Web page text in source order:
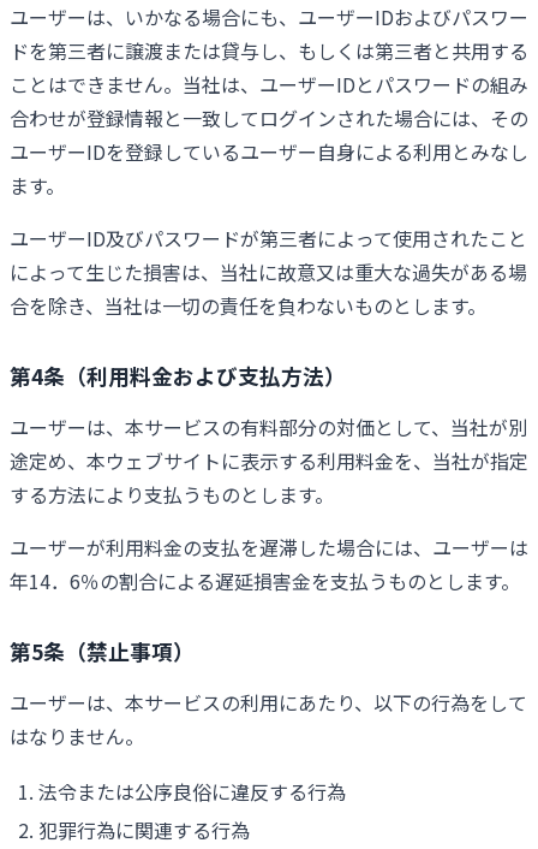
ユーザーは、いかなる場合にも、ユーザーIDおよびパスワー
ドを第三者に譲渡または貸与し、もしくは第三者と共用する
ことはできません。当社は、ユーザーIDとパスワードの組み
合わせが登録情報と一致してログインされた場合には、その
ユーザーIDを登録しているユーザー自身による利用とみなし
ます。
ユーザーID及びパスワードが第三者によって使用されたこと
によって生じた損害は、当社に故意又は重大な過失がある場
合を除き、当社は一切の責任を負わないものとします。
第4条（利用料金および支払方法）
ユーザーは、本サービスの有料部分の対価として、当社が別
途定め、本ウェブサイトに表示する利用料金を、当社が指定
する方法により支払うものとします。
ユーザーが利用料金の支払を遅滞した場合には、ユーザーは
年14．6％の割合による遅延損害金を支払うものとします。
第5条（禁止事項）
ユーザーは、本サービスの利用にあたり、以下の行為をして
はなりません。
法令または公序良俗に違反する行為
犯罪行為に関連する行為